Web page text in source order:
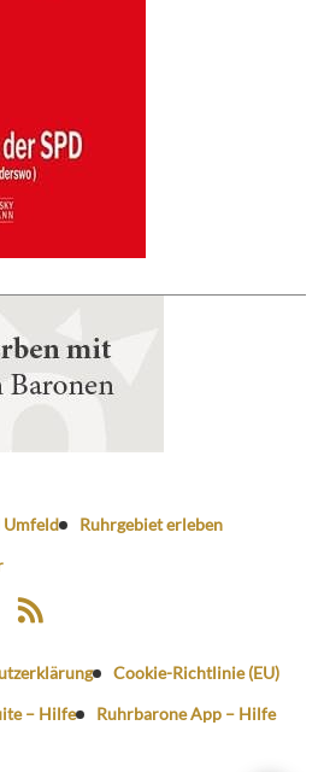
Umfeld
Ruhrgebiet erleben
Cookie-Richtlinie (EU)
– Hilfe
Ruhrbarone App – Hilfe